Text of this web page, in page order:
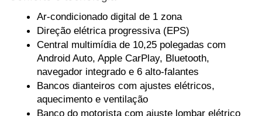
Ar-condicionado digital de 1 zona
Direção elétrica progressiva (EPS)
Central multimídia de 10,25 polegadas com
Android Auto, Apple CarPlay, Bluetooth,
navegador integrado e 6 alto-falantes
Bancos dianteiros com ajustes elétricos,
aquecimento e ventilação
Banco do motorista com ajuste lombar elétrico